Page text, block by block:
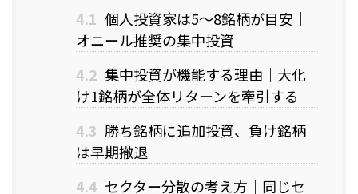
4.1 個人投資家は5〜8銘柄が目安｜
オニール推奨の集中投資
4.2 集中投資が機能する理由｜大化
け1銘柄が全体リターンを牽引する
4.3 勝ち銘柄に追加投資、負け銘柄
は早期撤退
4.4 セクター分散の考え方｜同じセ